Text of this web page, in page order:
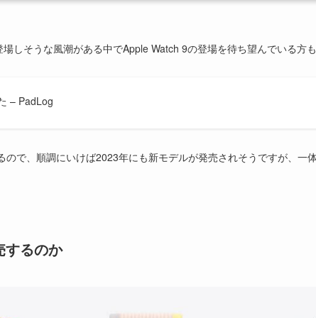
しそうな風潮がある中でApple Watch 9の登場を待ち望んでいる方も
– PadLog
ので、順調にいけば2023年にも新モデルが発売されそうですが、一
するのか